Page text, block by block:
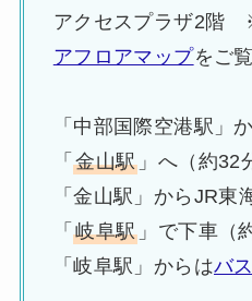
アクセスプラザ2階
アフロアマップをご
「中部国際空港駅」
「金山駅 」へ（約32
「金山駅」からJR東
「岐阜駅 」で下車（
「岐阜駅」からはバ